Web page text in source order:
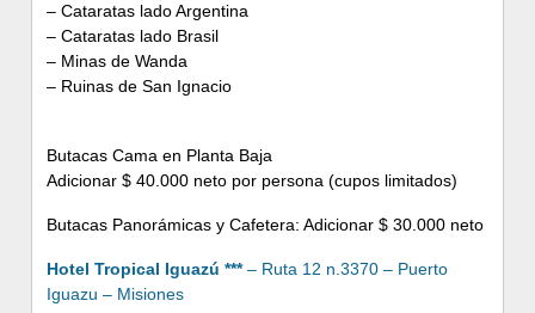
– Cataratas lado Argentina
– Cataratas lado Brasil
– Minas de Wanda
– Ruinas de San Ignacio
Butacas Cama en Planta Baja
Adicionar $ 40.000 neto por persona (cupos limitados)
Butacas Panorámicas y Cafetera: Adicionar $ 30.000 neto
Hotel Tropical Iguazú ***– Ruta 12 n.3370 – Puerto
Iguazu – Misiones